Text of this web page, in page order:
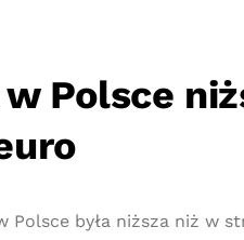
Polsce
Polsce była niższa niż w